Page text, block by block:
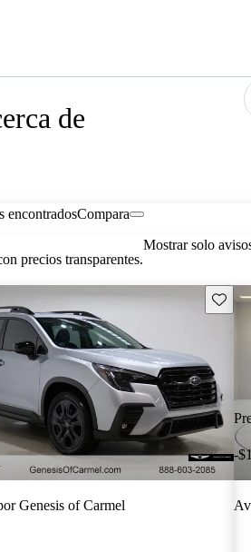
de
encontradosCompara
precios transparentes.
Mostrar solo
Genesis of Carmel
-